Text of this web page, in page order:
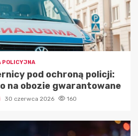
POLICYJNA
pod ochroną policji:
na obozie gwarantowane
30 czerwca 2026 160